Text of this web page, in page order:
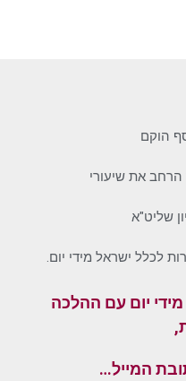
הוקם
את שיעורי
שליט"א
לכלל ישראל מידי יום.
יום עם ההלכה
המייל…